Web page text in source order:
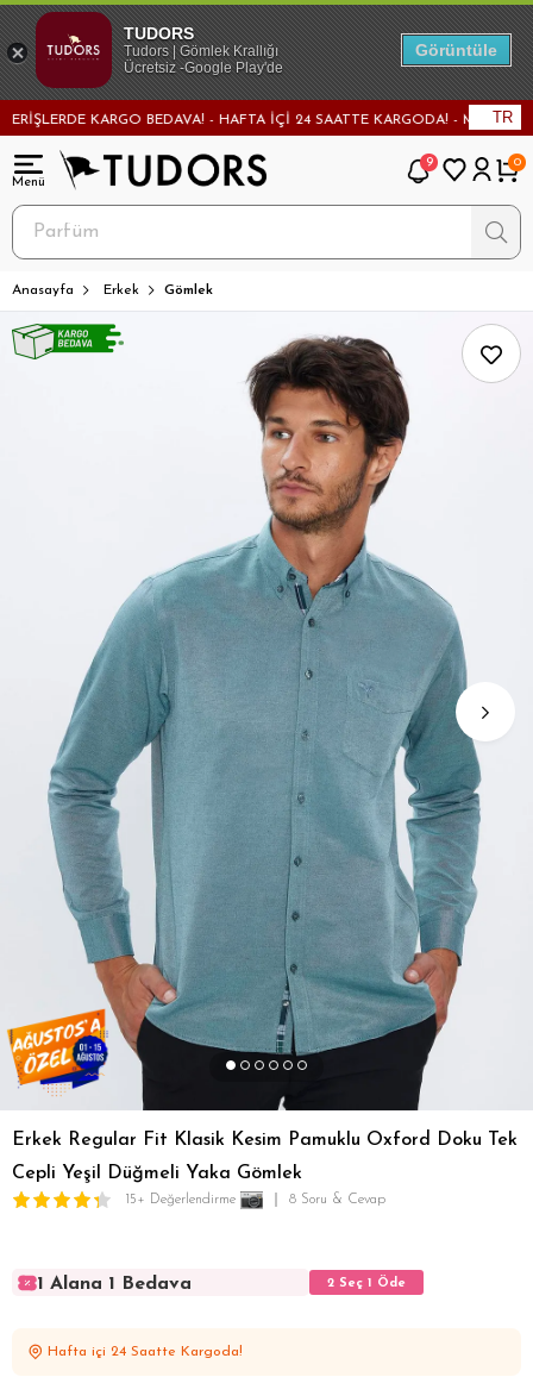
KARGO BEDAVA! - HAFTA İÇİ 24 SAATTE KARGODA! - MAĞAZADAN
TR
9 0
Anasayfa Erkek Gömlek
Erkek Regular Fit Klasik Kesim Pamuklu Oxford Doku Tek
Cepli Yeşil Düğmeli Yaka Gömlek
15+ Değerlendirme 8 Soru & Cevap
1 Alana 1 Bedava 2 Seç 1 Öde
Hafta içi 24 Saatte Kargoda!
TUDORS
Tudors | Gömlek Krallığı
Ücretsiz -Google Play'de
Görüntüle